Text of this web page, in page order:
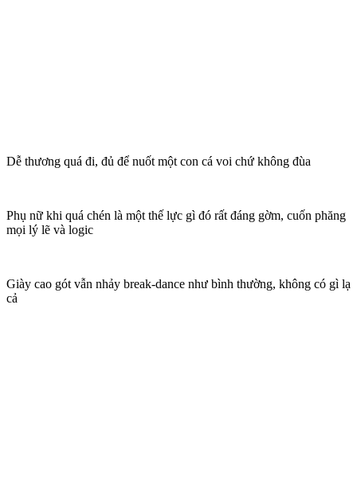
Dễ thương quá đi, đủ để nuốt một con cá voi chứ không đùa
Phụ nữ khi quá chén là một thế lực gì đó rất đáng gờm, cuốn phăng
mọi lý lẽ và logic
Giày cao gót vẫn nhảy break-dance như bình thường, không có gì lạ
cả